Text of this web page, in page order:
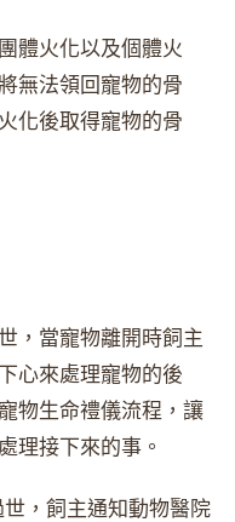
體火化以及個體火
無法領回寵物的骨
化後取得寵物的骨
，當寵物離開時飼主
心來處理寵物的後
物生命禮儀流程，讓
理接下來的事。
，飼主通知動物醫院